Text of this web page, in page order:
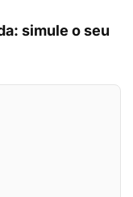
simule o seu